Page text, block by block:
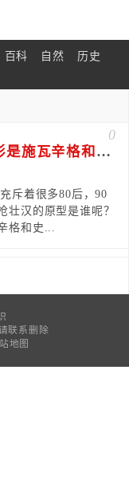
百科 自然
历史
0
《魂斗罗》的人物原形是施瓦辛格和史泰龙
斥着很多80后，90
壮汉的原型是谁呢？
格和史...
联系删除
地图